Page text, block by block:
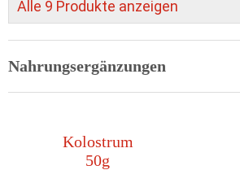
Alle 9 Produkte anzeigen
Nahrungsergänzungen
Kolostrum
50g